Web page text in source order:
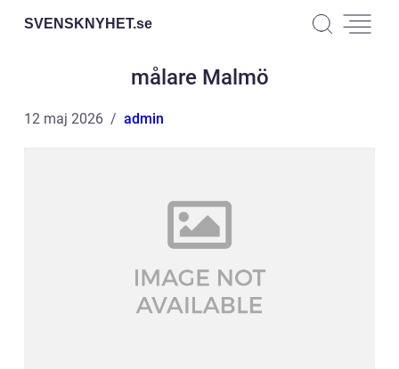
SVENSKNYHET.se
målare Malmö
12 maj 2026 admin